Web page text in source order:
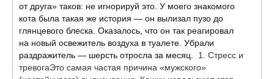
от друга» таков: не игнорируй это. У моего знакомого
кота была такая же история — он вылизал пузо до
глянцевого блеска. Оказалось, что он так реагировал
на новый освежитель воздуха в туалете. Убрали
раздражитель — шерсть отросла за месяц.
​1. Стресс и
тревога ​Это самая частая причина «мужского»